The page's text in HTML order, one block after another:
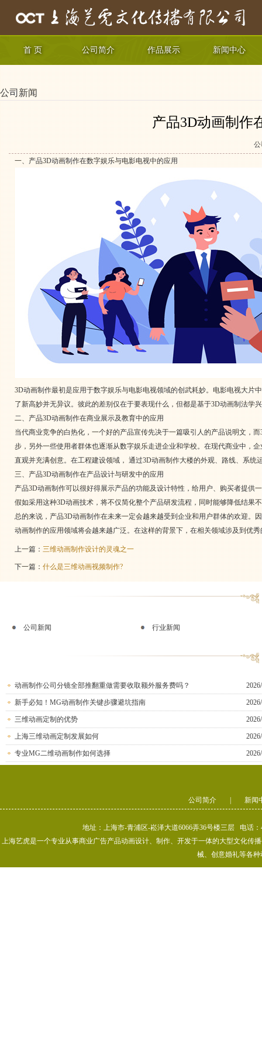
首 页 公司简介 作品展示 新闻中心
公司新闻
产品3D动画制作
公
一、产品3D动画制作在数字娱乐与电影电视中的应用
3D动画制作最初是应用于数字娱乐与电影电视领域的创武耗妙。电影电视大片
了新高妙并无异议。彼此的差别仅在于要表现什么，但都是基于3D动画制法学
二、产品3D动画制作在商业展示及教育中的应用
当代商业竞争的白热化，一个好的产品宣传先决于一篇吸引人的产品说明文，
步，另外一些使用者群体也逐渐从数字娱乐走进企业和学校。在现代商业中，
直观并充满创意。在工程建设领域， 通过3D动画制作大楼的外观、路线、系
三、产品3D动画制作在产品设计与研发中的应用
产品3D动画制作可以很好得展示产品的功能及设计特性，给用户、购买者提
假如采用这种3D动画技术，将不仅简化整个产品研发流程，同时能够降低结果
总的来说，产品3D动画制作在未来一定会越来越受到企业和用户群体的欢迎。
动画制作的应用领域将会越来越广泛。在这样的背景下，在相关领域涉及到优
上一篇：三维动画制作设计的灵魂之一
下一篇：什么是三维动画视频制作?
公司新闻 行业新闻
动画制作公司分镜全部推翻重做需要收取额外服务费吗？
新手必知！MG动画制作关键步骤避坑指南
三维动画定制的优势
上海三维动画定制发展如何
专业MG二维动画制作如何选择
公司简介 新闻
地址：上海市-青浦区-崧泽大道6066弄36号楼三层 电话
上海艺虎是一个专业从事商业广告产品动画设计、制作、开发于一体的大型文化传
械、创意婚礼等各